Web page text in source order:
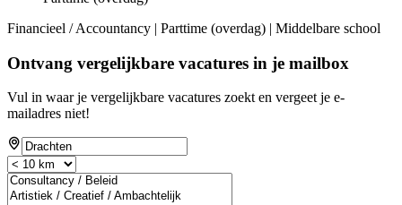
Financieel / Accountancy | Parttime (overdag) | Middelbare school
Ontvang vergelijkbare vacatures in je mailbox
Vul in waar je vergelijkbare vacatures zoekt en vergeet je e-
mailadres niet!